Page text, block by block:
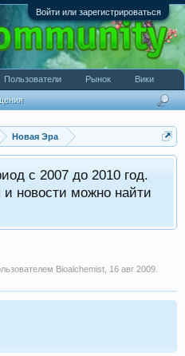
Войти или зарегистрироваться
Новая Эра
с 2007 до 2010 год.
новости можно найти
Bioalchemist 16 авг 2009
Пользователи Рынок Вики